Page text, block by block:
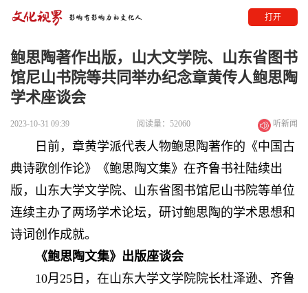
打开
鲍思陶著作出版，山大文学院、山东省图书
馆尼山书院等共同举办纪念章黄传人鲍思陶
学术座谈会
2023-10-31 09:39 阅读量：52060 听新闻
日前，章黄学派代表人物鲍思陶著作的《中国古
典诗歌创作论》《鲍思陶文集》在齐鲁书社陆续出
版，山东大学文学院、山东省图书馆尼山书院等单位
连续主办了两场学术论坛，研讨鲍思陶的学术思想和
诗词创作成就。
《鲍思陶文集》出版座谈会
10月25日，在山东大学文学院院长杜泽逊、齐鲁